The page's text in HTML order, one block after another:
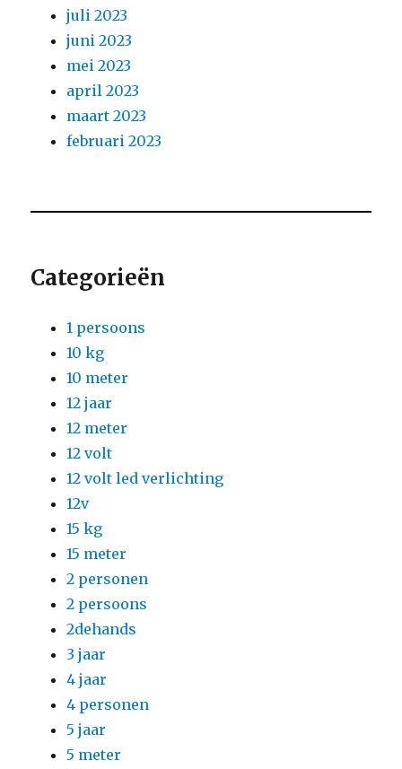
juli 2023
juni 2023
mei 2023
april 2023
maart 2023
februari 2023
Categorieën
1 persoons
10 kg
10 meter
12 jaar
12 meter
12 volt
12 volt led verlichting
12v
15 kg
15 meter
2 personen
2 persoons
2dehands
3 jaar
4 jaar
4 personen
5 jaar
5 meter